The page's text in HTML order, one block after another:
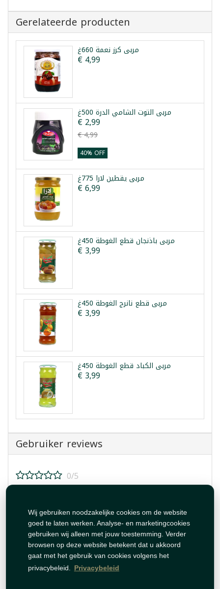
Wij gebruiken noodzakelijke cookies om de website
goed te laten werken. Analyse- en marketingcookies
gebruiken wij alleen met jouw toestemming. Verder
browsen op deze website betekent dat u akkoord
gaat met het gebruik van cookies volgens het
privacybeleid. Privacybeleid
Gerelateerde producten
مربى كرز نعمة 660غ
€ 4,99
مربى التوت الشامي الدرة 500غ
€ 2,99
€ 4,99
40% OFF
مربى يقطين لارا 775غ
€ 6,99
مربى باذنجان قطع الغوطة 450غ
€ 3,99
مربى قطع نانرج الغوطة 450غ
€ 3,99
مربى الكباد قطع الغوطة 450غ
€ 3,99
Gebruiker reviews
0/5
Beoordeling plaatsen